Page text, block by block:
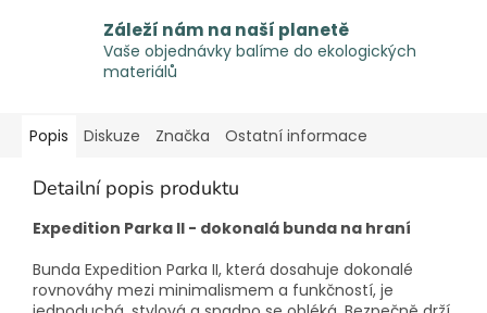
Záleží nám na naší planetě
Vaše objednávky balíme do ekologických
materiálů
Popis Diskuze Značka Ostatní informace
Detailní popis produktu
Expedition Parka II - dokonalá bunda na hraní
Bunda Expedition Parka II, která dosahuje dokonalé
rovnováhy mezi minimalismem a funkčností, je